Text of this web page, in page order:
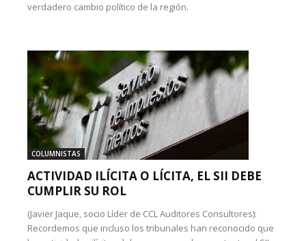
verdadero cambio político de la región.
COLUMNISTAS
ACTIVIDAD ILÍCITA O LÍCITA, EL SII DEBE
CUMPLIR SU ROL
(Javier Jaque, socio Líder de CCL Auditores Consultores):
Recordemos que incluso los tribunales han reconocido que